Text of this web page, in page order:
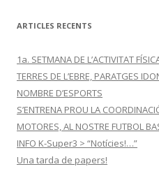
ARTICLES RECENTS
1a. SETMANA DE L’ACTIVITAT
TERRES DE L’EBRE, PARATGES
NOMBRE D’ESPORTS
S’ENTRENA PROU LA
MOTORES, AL NOSTRE FUTBOL
INFO K-Super3 > “Notícies!…”
Una tarda de papers!